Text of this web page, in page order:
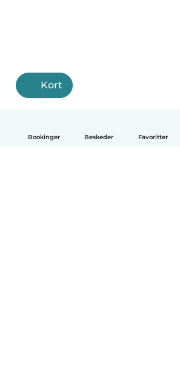
Bookinger Beskeder Favoritter
Kort